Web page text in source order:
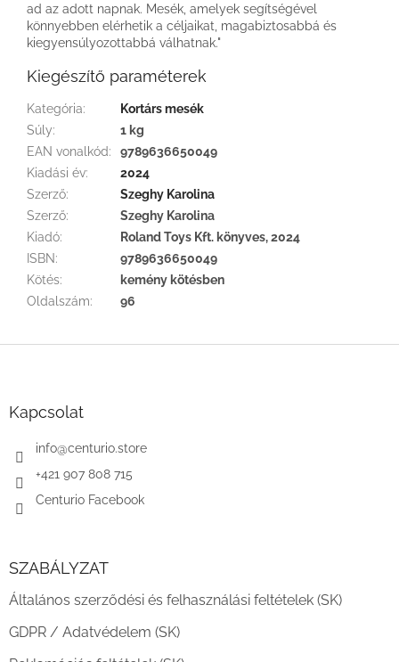
ad az adott napnak. Mesék, amelyek segítségével
könnyebben elérhetik a céljaikat, magabiztosabbá és
kiegyensúlyozottabbá válhatnak."
Kiegészítő paraméterek
Kategória:
Kortárs mesék
Súly:
1 kg
EAN vonalkód:
9789636650049
Kiadási év:
2024
Szerző:
Szeghy Karolina
Szerző:
Szeghy Karolina
Kiadó:
Roland Toys Kft. könyves, 2024
ISBN:
9789636650049
Kötés:
kemény kötésben
Oldalszám: 96
Kapcsolat
info@centurio.store
+421 907 808 715
Centurio Facebook
SZABÁLYZAT
Általános szerződési és felhasználási feltételek (SK)
GDPR / Adatvédelem (SK)